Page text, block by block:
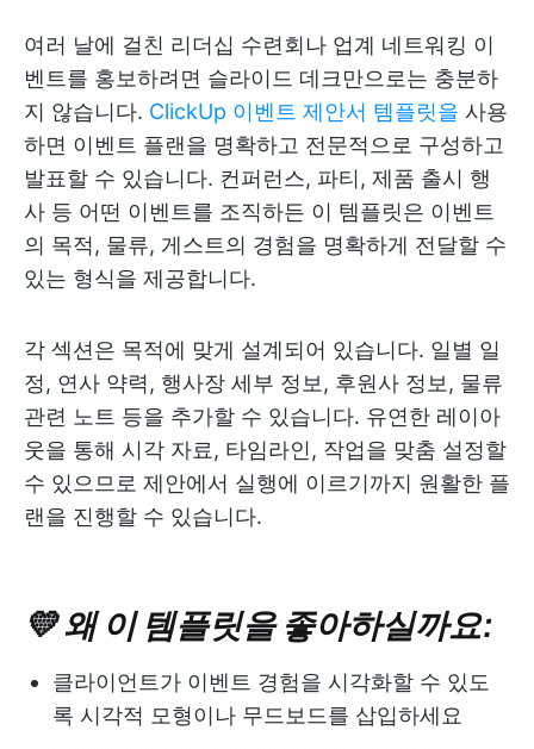
여러 날에 걸친 리더십 수련회나 업계 네트워킹 이
벤트를 홍보하려면 슬라이드 데크만으로는 충분하
지 않습니다. ClickUp 이벤트 제안서 템플릿을 사용
하면 이벤트 플랜을 명확하고 전문적으로 구성하고
발표할 수 있습니다. 컨퍼런스, 파티, 제품 출시 행
사 등 어떤 이벤트를 조직하든 이 템플릿은 이벤트
의 목적, 물류, 게스트의 경험을 명확하게 전달할 수
있는 형식을 제공합니다.
각 섹션은 목적에 맞게 설계되어 있습니다. 일별 일
정, 연사 약력, 행사장 세부 정보, 후원사 정보, 물류
관련 노트 등을 추가할 수 있습니다. 유연한 레이아
웃을 통해 시각 자료, 타임라인, 작업을 맞춤 설정할
수 있으므로 제안에서 실행에 이르기까지 원활한 플
랜을 진행할 수 있습니다.
💛 왜 이 템플릿을 좋아하실까요:
클라이언트가 이벤트 경험을 시각화할 수 있도
록 시각적 모형이나 무드보드를 삽입하세요